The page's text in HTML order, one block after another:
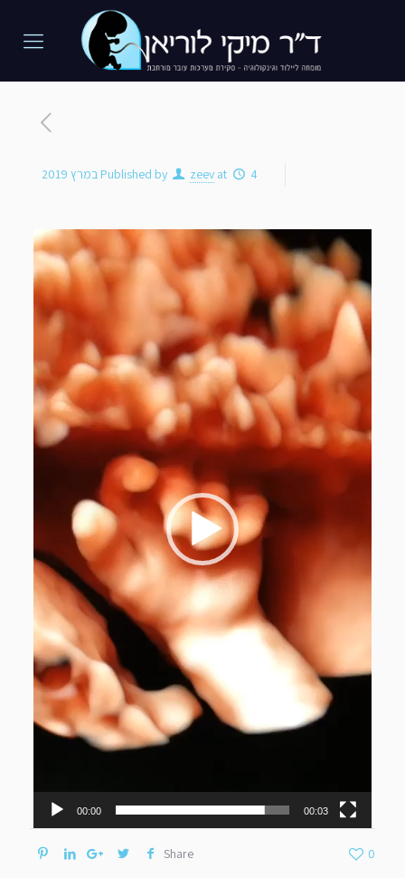
Published by zeev at 4 במרץ 2019
נגן
וידאו
00:00 00:03
Share 0